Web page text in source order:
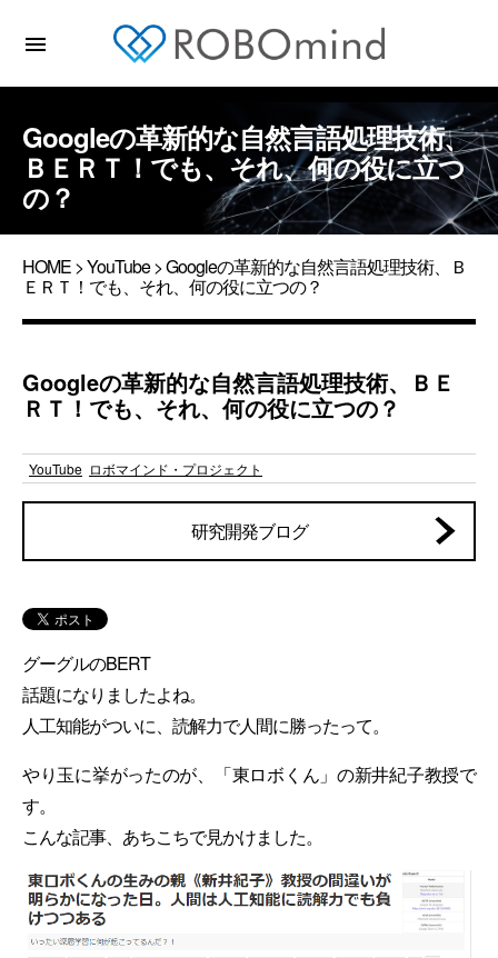
menu
Googleの革新的な自然言語処理技術、
ＢＥＲＴ！でも、それ、何の役に立つ
の？
HOME>YouTube> Googleの革新的な自然言語処理技術、Ｂ
ＥＲＴ！でも、それ、何の役に立つの？
Googleの革新的な自然言語処理技術、ＢＥ
ＲＴ！でも、それ、何の役に立つの？
YouTube ロボマインド・プロジェクト
研究開発ブログ
グーグルのBERT
話題になりましたよね。
人工知能がついに、読解力で人間に勝ったって。
やり玉に挙がったのが、「東ロボくん」の新井紀子教授で
す。
こんな記事、あちこちで見かけました。